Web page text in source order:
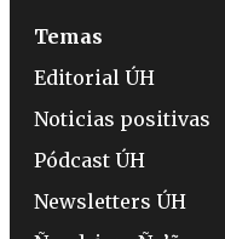
Temas
Editorial ÚH
Noticias positivas
Pódcast ÚH
Newsletters ÚH